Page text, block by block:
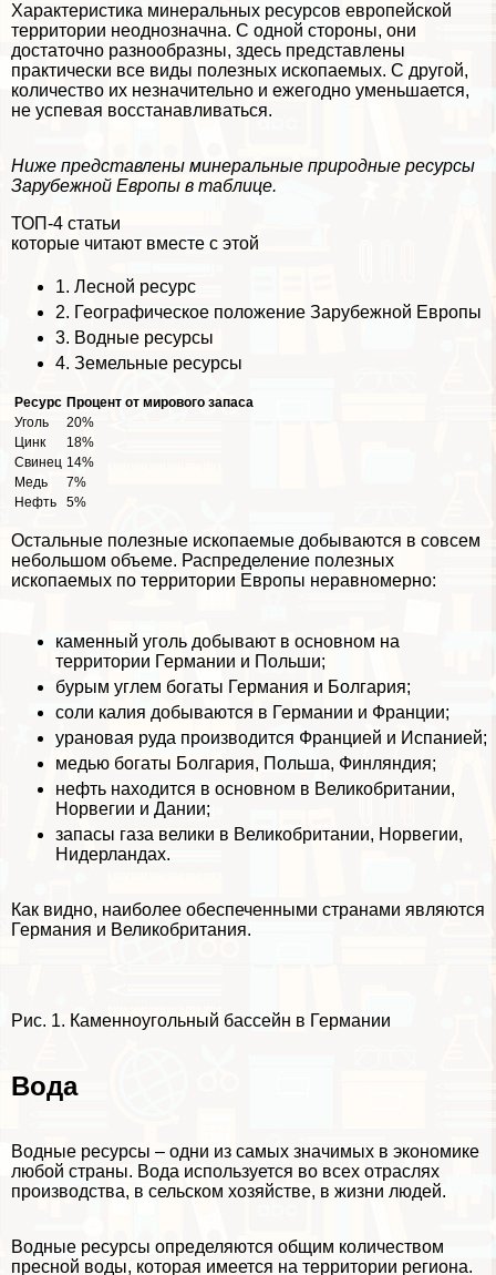
Хаpaктеристика минеральных ресурсов европейской
территории неоднозначна. С одной стороны, они
достаточно разнообразны, здесь представлены
пpaктически все виды полезных ископаемых. С другой,
количество их незначительно и ежегодно уменьшается,
не успевая восстанавливаться.
Ниже представлены минеральные природные ресурсы
Зарубежной Европы в таблице.
ТОП-4 статьи
которые читают вместе с этой
1. Лесной ресурс
2. Географическое положение Зарубежной Европы
3. Водные ресурсы
4. Земельные ресурсы
Ресурс Процент от мирового запаса
Уголь
20%
Цинк
18%
Свинец 14%
Медь
7%
Нефть
5%
Остальные полезные ископаемые добываются в совсем
небольшом объеме. Распределение полезных
ископаемых по территории Европы неравномерно:
каменный уголь добывают в основном на
территории Германии и Польши;
бурым углем богаты Германия и Болгария;
соли калия добываются в Германии и Франции;
урановая руда производится Францией и Испанией;
медью богаты Болгария, Польша, Финляндия;
нефть находится в основном в Великобритании,
Норвегии и Дании;
запасы газа велики в Великобритании, Норвегии,
Нидерландах.
Как видно, наиболее обеспеченными странами являются
Германия и Великобритания.
Рис. 1. Каменноугольный бассейн в Германии
Вода
Водные ресурсы – одни из самых значимых в экономике
любой страны. Вода используется во всех отраслях
производства, в сельском хозяйстве, в жизни людей.
Водные ресурсы определяются общим количеством
пресной воды, которая имеется на территории региона.